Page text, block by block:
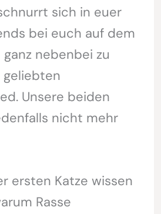
sich in euer
bei euch auf dem
nebenbei zu
geliebten
Unsere beiden
nicht mehr
ersten Katze wissen
Rasse